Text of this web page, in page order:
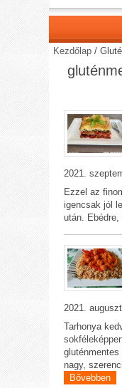
Kezdőlap /
2021.
Ezzel az
igencsak jól
után.
2021.
Tarhonya
nagy,
Bővebben